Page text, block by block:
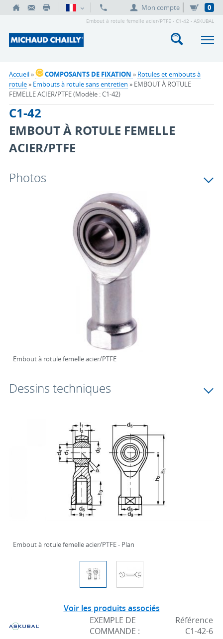
Mon compte 0
Embout à rotule femelle acier/PTFE - C1-42 - ASKUBAL
Accueil» COMPOSANTS DE FIXATION » Rotules et embouts à
rotule» Embouts à rotule sans entretien » EMBOUT À ROTULE
FEMELLE ACIER/PTFE (Modèle : C1-42)
C1-42
EMBOUT À ROTULE FEMELLE
ACIER/PTFE
Photos
Embout à rotule femelle acier/PTFE
Dessins techniques
Embout à rotule femelle acier/PTFE - Plan
Voir les produits associés
EXEMPLE DE
COMMANDE :
Référence
C1-42-6